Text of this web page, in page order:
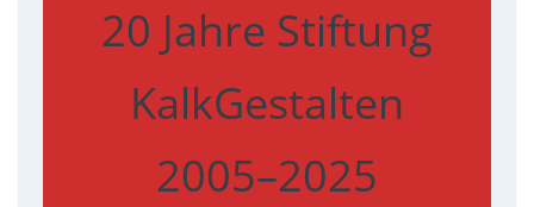
20 Jahre Stiftung
KalkGestalten
2005–2025